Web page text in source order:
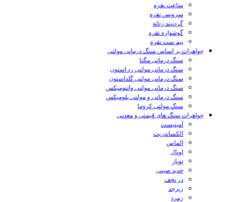
ساعت نقره
سرویس نقره
گردنبند زنانه
گوشواره نقره
نیم ست نقره
جواهرات بر اساس سنگ درمانی مولتی
سنگ درمانی مگنا
سنگ درمانی مولتی رد استون
سنگ درمانی مولتی گلداستون
سنگ درمانی مولتی وانتومیکس
سنگ درمانی و مولتی بلومیکس
سنگ مولتی کروما
جواهرات سنگ های قیمتی و معدنی
آمیتیست
الکساندریت
الماس
اوپال
توپاز
حدید صینی
در نجف
زبرجد
زمرد